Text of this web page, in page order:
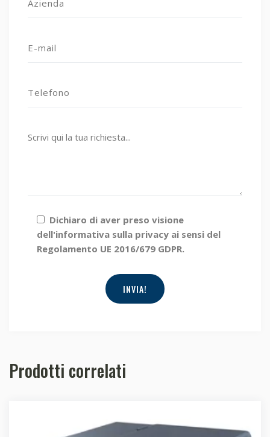
Dichiaro di aver preso visione
dell'informativa sulla privacy ai sensi del
Regolamento UE 2016/679 GDPR.
Prodotti correlati